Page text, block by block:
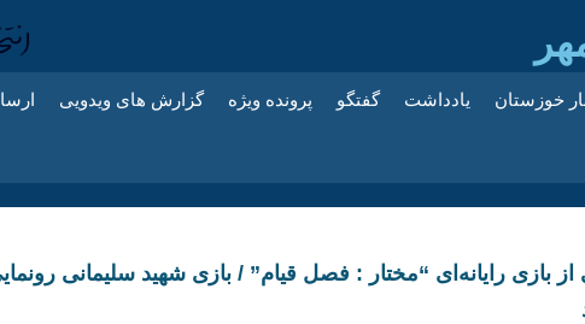
خوزستان یادداشت گفتگو پرونده ویژه گزارش های ویدویی
از بازی رایانه‌ای “مختار : فصل قیام” / بازی شهید سلیمانی